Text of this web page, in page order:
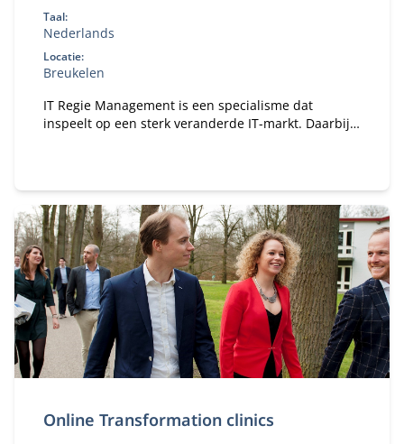
Taal:
Nederlands
Locatie:
Breukelen
IT Regie Management is een specialisme dat
inspeelt op een sterk veranderde IT-markt. Daarbij
Online Transformation clinics